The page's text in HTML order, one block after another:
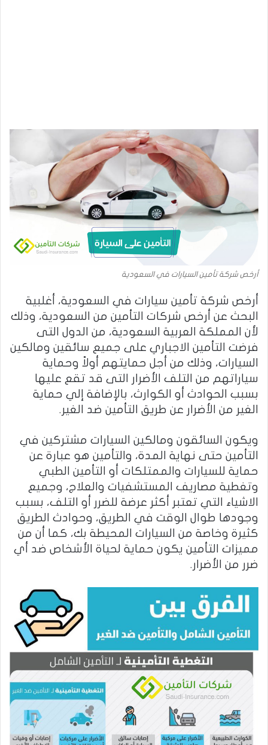
أرخص شركة تأمين السيارات في السعودية
أرخص شركة تأمين سيارات في السعودية، أغلبية
البحث عن أرخص شركات التأمين من السعودية، وذلك
لأن المملكة العربية السعودية، من الدول التى
فرضت التأمين الاجباري على جميع سائقين ومالكين
السيارات، وذلك من أجل حمايتهم أولاً وحماية
سياراتهم من التلف الأضرار التى قد تقع عليها
بسبب الحوادث أو الكوارث، بالإضافة إلي حماية
الغير من الأضرار عن طريق التأمين ضد الغير.
ويكون السائقون ومالكين السيارات مشتركين في
التأمين حتى نهاية المدة، والتأمين هو عبارة عن
حماية للسيارات والممتلكات أو التأمين الطبي
وتغطية مصاريف المستشفيات والعلاج، وجميع
الاشياء التي تعتبر أكثر عرضة للضرر أو التلف، بسبب
وجودها طوال الوقت في الطريق، وحوادث الطريق
كثيرة وخاصة من السيارات المحيطة بك، كما أن من
مميزات التأمين يكون حماية لحياة الأشخاص ضد أي
ضرر من الأضرار.